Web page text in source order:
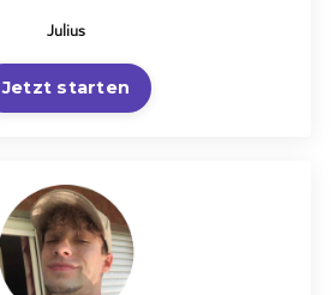
Julius
Jetzt starten